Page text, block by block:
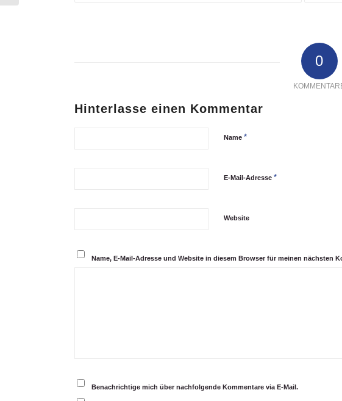
0
Hinterlasse einen Kommentar
Name *
E-Mail-Adresse *
Website
Name, E-Mail-Adresse und Website in diesem Browser für meinen nächsten
Benachrichtige mich über nachfolgende Kommentare via E-Mail.